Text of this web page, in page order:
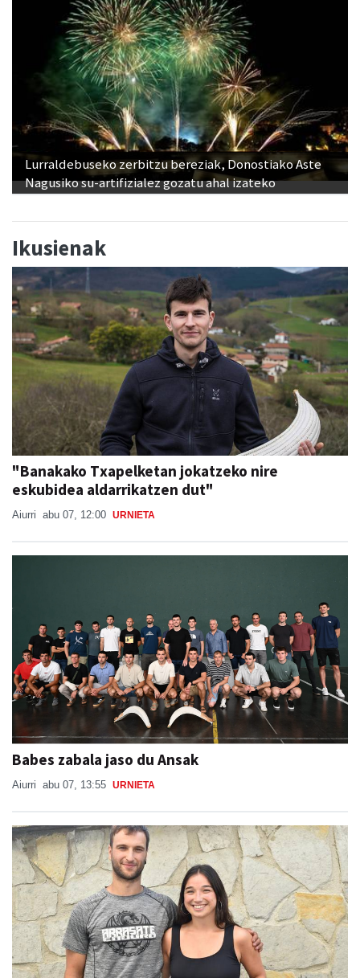
Lurraldebuseko zerbitzu bereziak, Donostiako Aste
Nagusiko su-artifizialez gozatu ahal izateko
Ikusienak
"Banakako Txapelketan jokatzeko nire
eskubidea aldarrikatzen dut"
Aiurri abu 07, 12:00 URNIETA
Babes zabala jaso du Ansak
Aiurri abu 07, 13:55 URNIETA